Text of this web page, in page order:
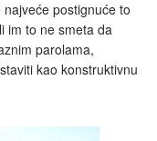
postignuće to
im to ne smeta da
parolama,
kao konstruktivnu